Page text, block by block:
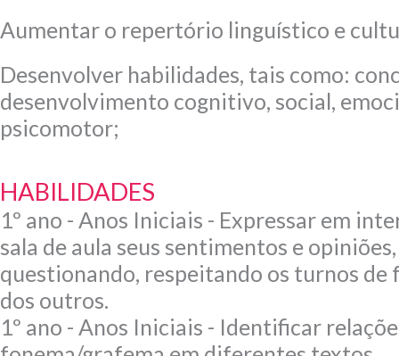
Aumentar o repertório linguístico e
Desenvolver habilidades, tais como:
desenvolvimento cognitivo, social,
psicomotor;
HABILIDADES
1º ano - Anos Iniciais - Expressar em
sala de aula seus sentimentos e
questionando, respeitando os turnos de
dos outros.
1º ano - Anos Iniciais - Identificar